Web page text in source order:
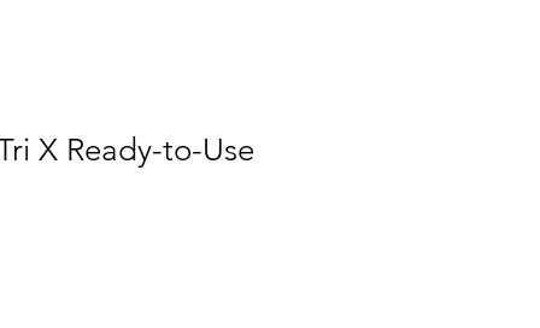
X Ready-to-Use